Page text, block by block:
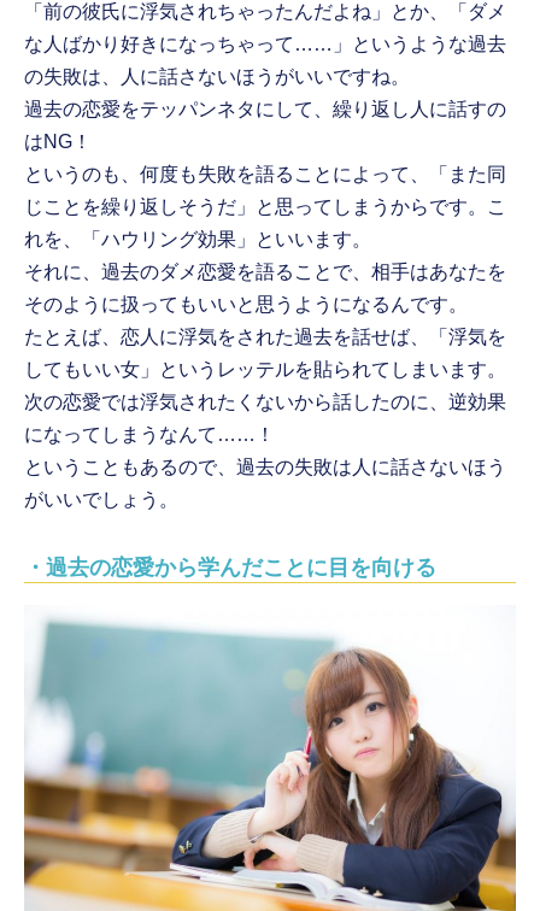
「前の彼氏に浮気されちゃったんだよね」とか、「ダメ
な人ばかり好きになっちゃって……」というような過去
の失敗は、人に話さないほうがいいですね。
過去の恋愛をテッパンネタにして、繰り返し人に話すの
はNG！
というのも、何度も失敗を語ることによって、「また同
じことを繰り返しそうだ」と思ってしまうからです。こ
れを、「ハウリング効果」といいます。
それに、過去のダメ恋愛を語ることで、相手はあなたを
そのように扱ってもいいと思うようになるんです。
たとえば、恋人に浮気をされた過去を話せば、「浮気を
してもいい女」というレッテルを貼られてしまいます。
次の恋愛では浮気されたくないから話したのに、逆効果
になってしまうなんて……！
ということもあるので、過去の失敗は人に話さないほう
がいいでしょう。
・過去の恋愛から学んだことに目を向ける